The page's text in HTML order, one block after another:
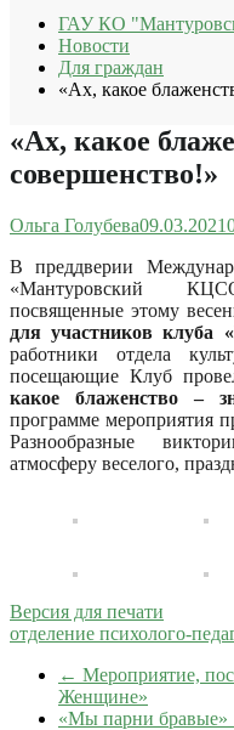
ГАУ КО
Новости
Для граждан
«Ах, какое
«Ах, какое
совершенство!»
Ольга Голубева09.03.2021
В преддверии
«Мантуровский
посвященные этому
дляучастников клуба «
работники отдела
посещающие Клуб
какое блаженство –
программе мероприятия
Разнообразные
атмосферу веселого,
Версия для печати
отделение психолого-
← Мероприятие,
Женщине»
«Мы парни бравые»